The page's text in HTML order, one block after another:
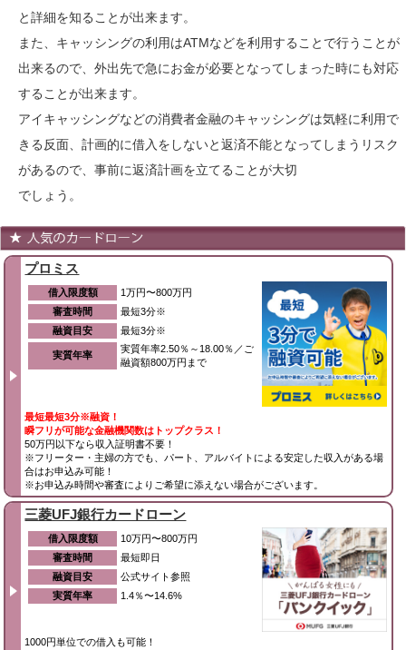
と詳細を知ることが出来ます。
また、キャッシングの利用はATMなどを利用することで行うことが
出来るので、外出先で急にお金が必要となってしまった時にも対応
することが出来ます。
アイキャッシングなどの消費者金融のキャッシングは気軽に利用で
きる反面、計画的に借入をしないと返済不能となってしまうリスク
があるので、事前に返済計画を立てることが大切
でしょう。
プロミス
借入限度額
1万円〜800万円
審査時間
最短3分※
融資目安
最短3分※
実質年率
実質年率2.50％～18.00％／ご
融資額800万円まで
最短最短3分※融資！
瞬フリが可能な金融機関数はトップクラス！
50万円以下なら収入証明書不要！
※フリーター・主婦の方でも、パート、アルバイトによる安定した収入がある場
合はお申込み可能！
※お申込み時間や審査によりご希望に添えない場合がございます。
三菱UFJ銀行カードローン
借入限度額
10万円〜800万円
審査時間
最短即日
融資目安
公式サイト参照
実質年率
1.4％〜14.6%
1000円単位での借入も可能！